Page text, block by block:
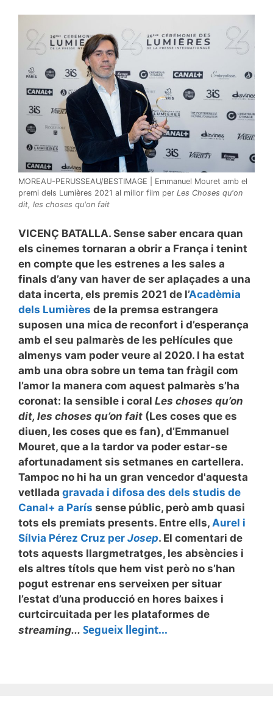
MOREAU-PERUSSEAU/BESTIMAGE | Emmanuel Mouret amb el
premi dels Lumières 2021 al millor film per Les Choses qu'on
dit, les choses qu'on fait
VICENÇ BATALLA. Sense saber encara quan
els cinemes tornaran a obrir a França i tenint
en compte que les estrenes a les sales a
finals d’any van haver de ser aplaçades a una
data incerta, els premis 2021 de l’Acadèmia
dels Lumières de la premsa estrangera
suposen una mica de reconfort i d’esperança
amb el seu palmarès de les pel·lícules que
almenys vam poder veure al 2020. I ha estat
amb una obra sobre un tema tan fràgil com
l’amor la manera com aquest palmarès s’ha
coronat: la sensible i coral Les choses qu’on
dit, les choses qu’on fait (Les coses que es
diuen, les coses que es fan), d’Emmanuel
Mouret, que a la tardor va poder estar-se
afortunadament sis setmanes en cartellera.
Tampoc no hi ha un gran vencedor d'aquesta
vetllada gravada i difosa des dels studis de
Canal+ a París sense públic, però amb quasi
tots els premiats presents. Entre ells, Aurel i
Sílvia Pérez Cruz per Josep. El comentari de
tots aquests llargmetratges, les absències i
els altres títols que hem vist però no s’han
pogut estrenar ens serveixen per situar
l’estat d’una producció en hores baixes i
curtcircuitada per les plataformes de
streaming... Segueix llegint...